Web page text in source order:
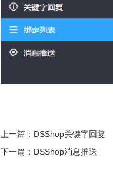
上一篇： DSShop关键字回复
下一篇： DSShop消息推送